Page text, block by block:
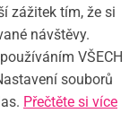
zážitek tím, že si
návštěvy.
VŠECH
souborů
Přečtěte si více